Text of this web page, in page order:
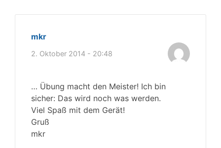
mkr
2. Oktober 2014 - 20:48
… Übung macht den Meister! Ich bin
sicher: Das wird noch was werden.
Viel Spaß mit dem Gerät!
Gruß
mkr